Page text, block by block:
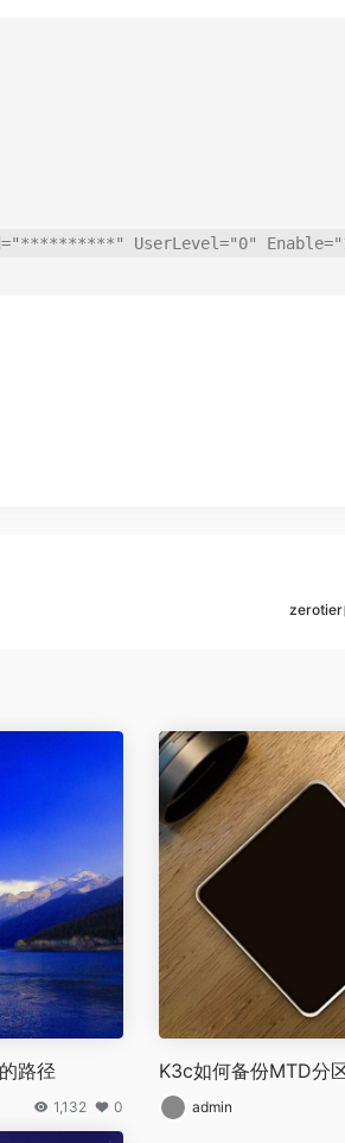
UserLevel="0"
zerotier
路径
1,132 0
K3c如何备份MTD分
admin